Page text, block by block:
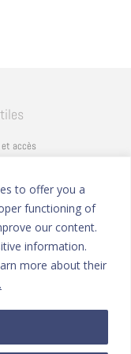
to offer you a
functioning of
our content.
information.
more about their
accès
sur